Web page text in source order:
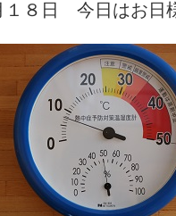
１８日 今日はお日